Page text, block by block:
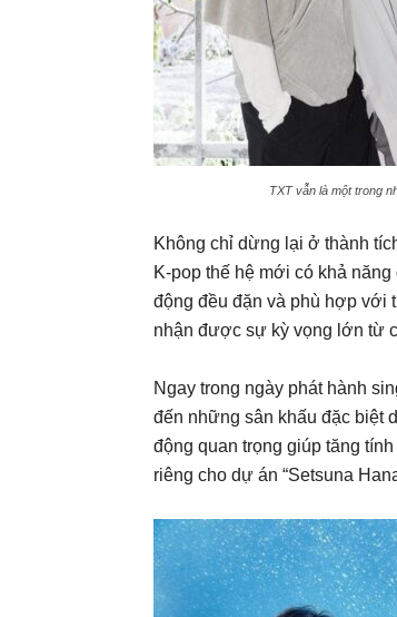
TXT vẫn là một trong
Không chỉ dừng lại ở thành
K-pop thế hệ mới có khả
động đều đặn và phù hợp với
nhận được sự kỳ vọng lớn từ
Ngay trong ngày phát hành
đến những sân khấu đặc biệt
động quan trọng giúp tăng
riêng cho dự án “Setsuna